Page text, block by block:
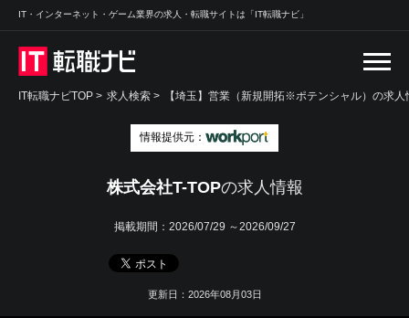
IT・インターネット・ゲーム業界の求人・転職サイトは「IT転職ナビ」
IT転職ナビTOP > 求人検索 > 【埼玉】営業（新規開拓※ポテンシャル）の求人
情報提供元：
株式会社T-TOPの求人情報
掲載期間： 2026/07/29 ～2026/09/27
更新日：2026年08月03日